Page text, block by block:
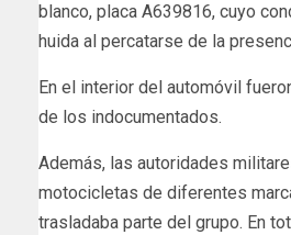
blanco, placa A639816, cuyo
huida al percatarse de la
En el interior del automóvil
de los indocumentados.
Además, las autoridades
motocicletas de diferentes
trasladaba parte del grupo. En